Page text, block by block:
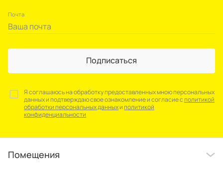
Почта
Подписаться
Я соглашаюсь на обработку предоставленных мною персональных
данных и подтверждаю свое ознакомление и согласие сполитикой
обработки персональных данныхиполитикой
конфиденциальности
Помещения